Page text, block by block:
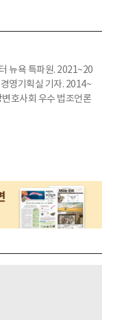
뉴욕 특파원. 2021~20
영기획실 기자. 2014~
호사회 우수 법조언론